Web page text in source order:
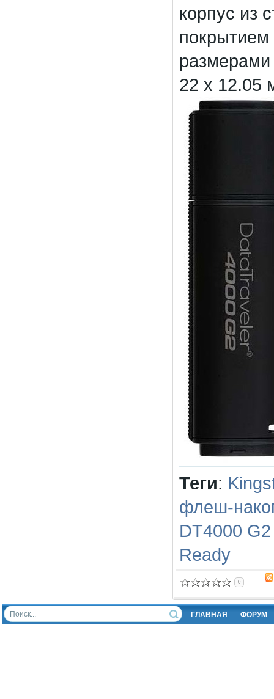
корпус из
22 x 12.05
Теги:
флеш-
DT4000
Ready
0
ГЛАВНАЯ ФОРУМ